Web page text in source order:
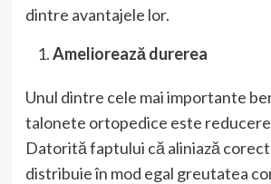
dintre avantajele lor.
Ameliorează durerea
Unul dintre cele mai importante
talonete ortopedice este
Datorită faptului că aliniază
distribuie în mod egal greutatea